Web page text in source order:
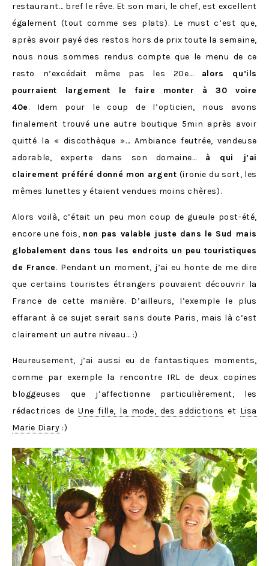
restaurant… bref le rêve. Et son mari, le chef, est excellent
également (tout comme ses plats). Le must c’est que,
après avoir payé des restos hors de prix toute la semaine,
nous nous sommes rendus compte que le menu de ce
resto n’excédait même pas les 20e… alors qu’ils
pourraient largement le faire monter à 30 voire
40e. Idem pour le coup de l’opticien, nous avons
finalement trouvé une autre boutique 5min après avoir
quitté la « discothèque »… Ambiance feutrée, vendeuse
adorable, experte dans son domaine… à qui j’ai
clairement préféré donné mon argent (ironie du sort, les
mêmes lunettes y étaient vendues moins chères).
Alors voilà, c’était un peu mon coup de gueule post-été,
encore une fois, non pas valable juste dans le Sud mais
globalement dans tous les endroits un peu touristiques
de France. Pendant un moment, j’ai eu honte de me dire
que certains touristes étrangers pouvaient découvrir la
France de cette manière. D’ailleurs, l’exemple le plus
effarant à ce sujet serait sans doute Paris, mais là c’est
clairement un autre niveau… :)
Heureusement, j’ai aussi eu de fantastiques moments,
comme par exemple la rencontre IRL de deux copines
bloggeuses que j’affectionne particulièrement, les
rédactrices deUne fille, la mode, des addictions et Lisa
Marie Diary :)